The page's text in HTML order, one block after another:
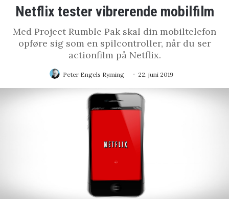
Netflix tester vibrerende mobilfilm
Med Project Rumble Pak skal din mobiltelefon
opføre sig som en spilcontroller, når du ser
actionfilm på Netflix.
Peter Engels Ryming 22. juni 2019